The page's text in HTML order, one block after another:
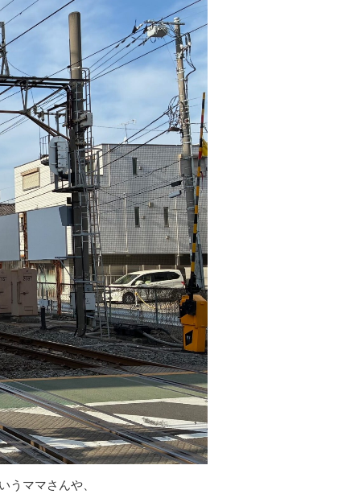
うママさんや、